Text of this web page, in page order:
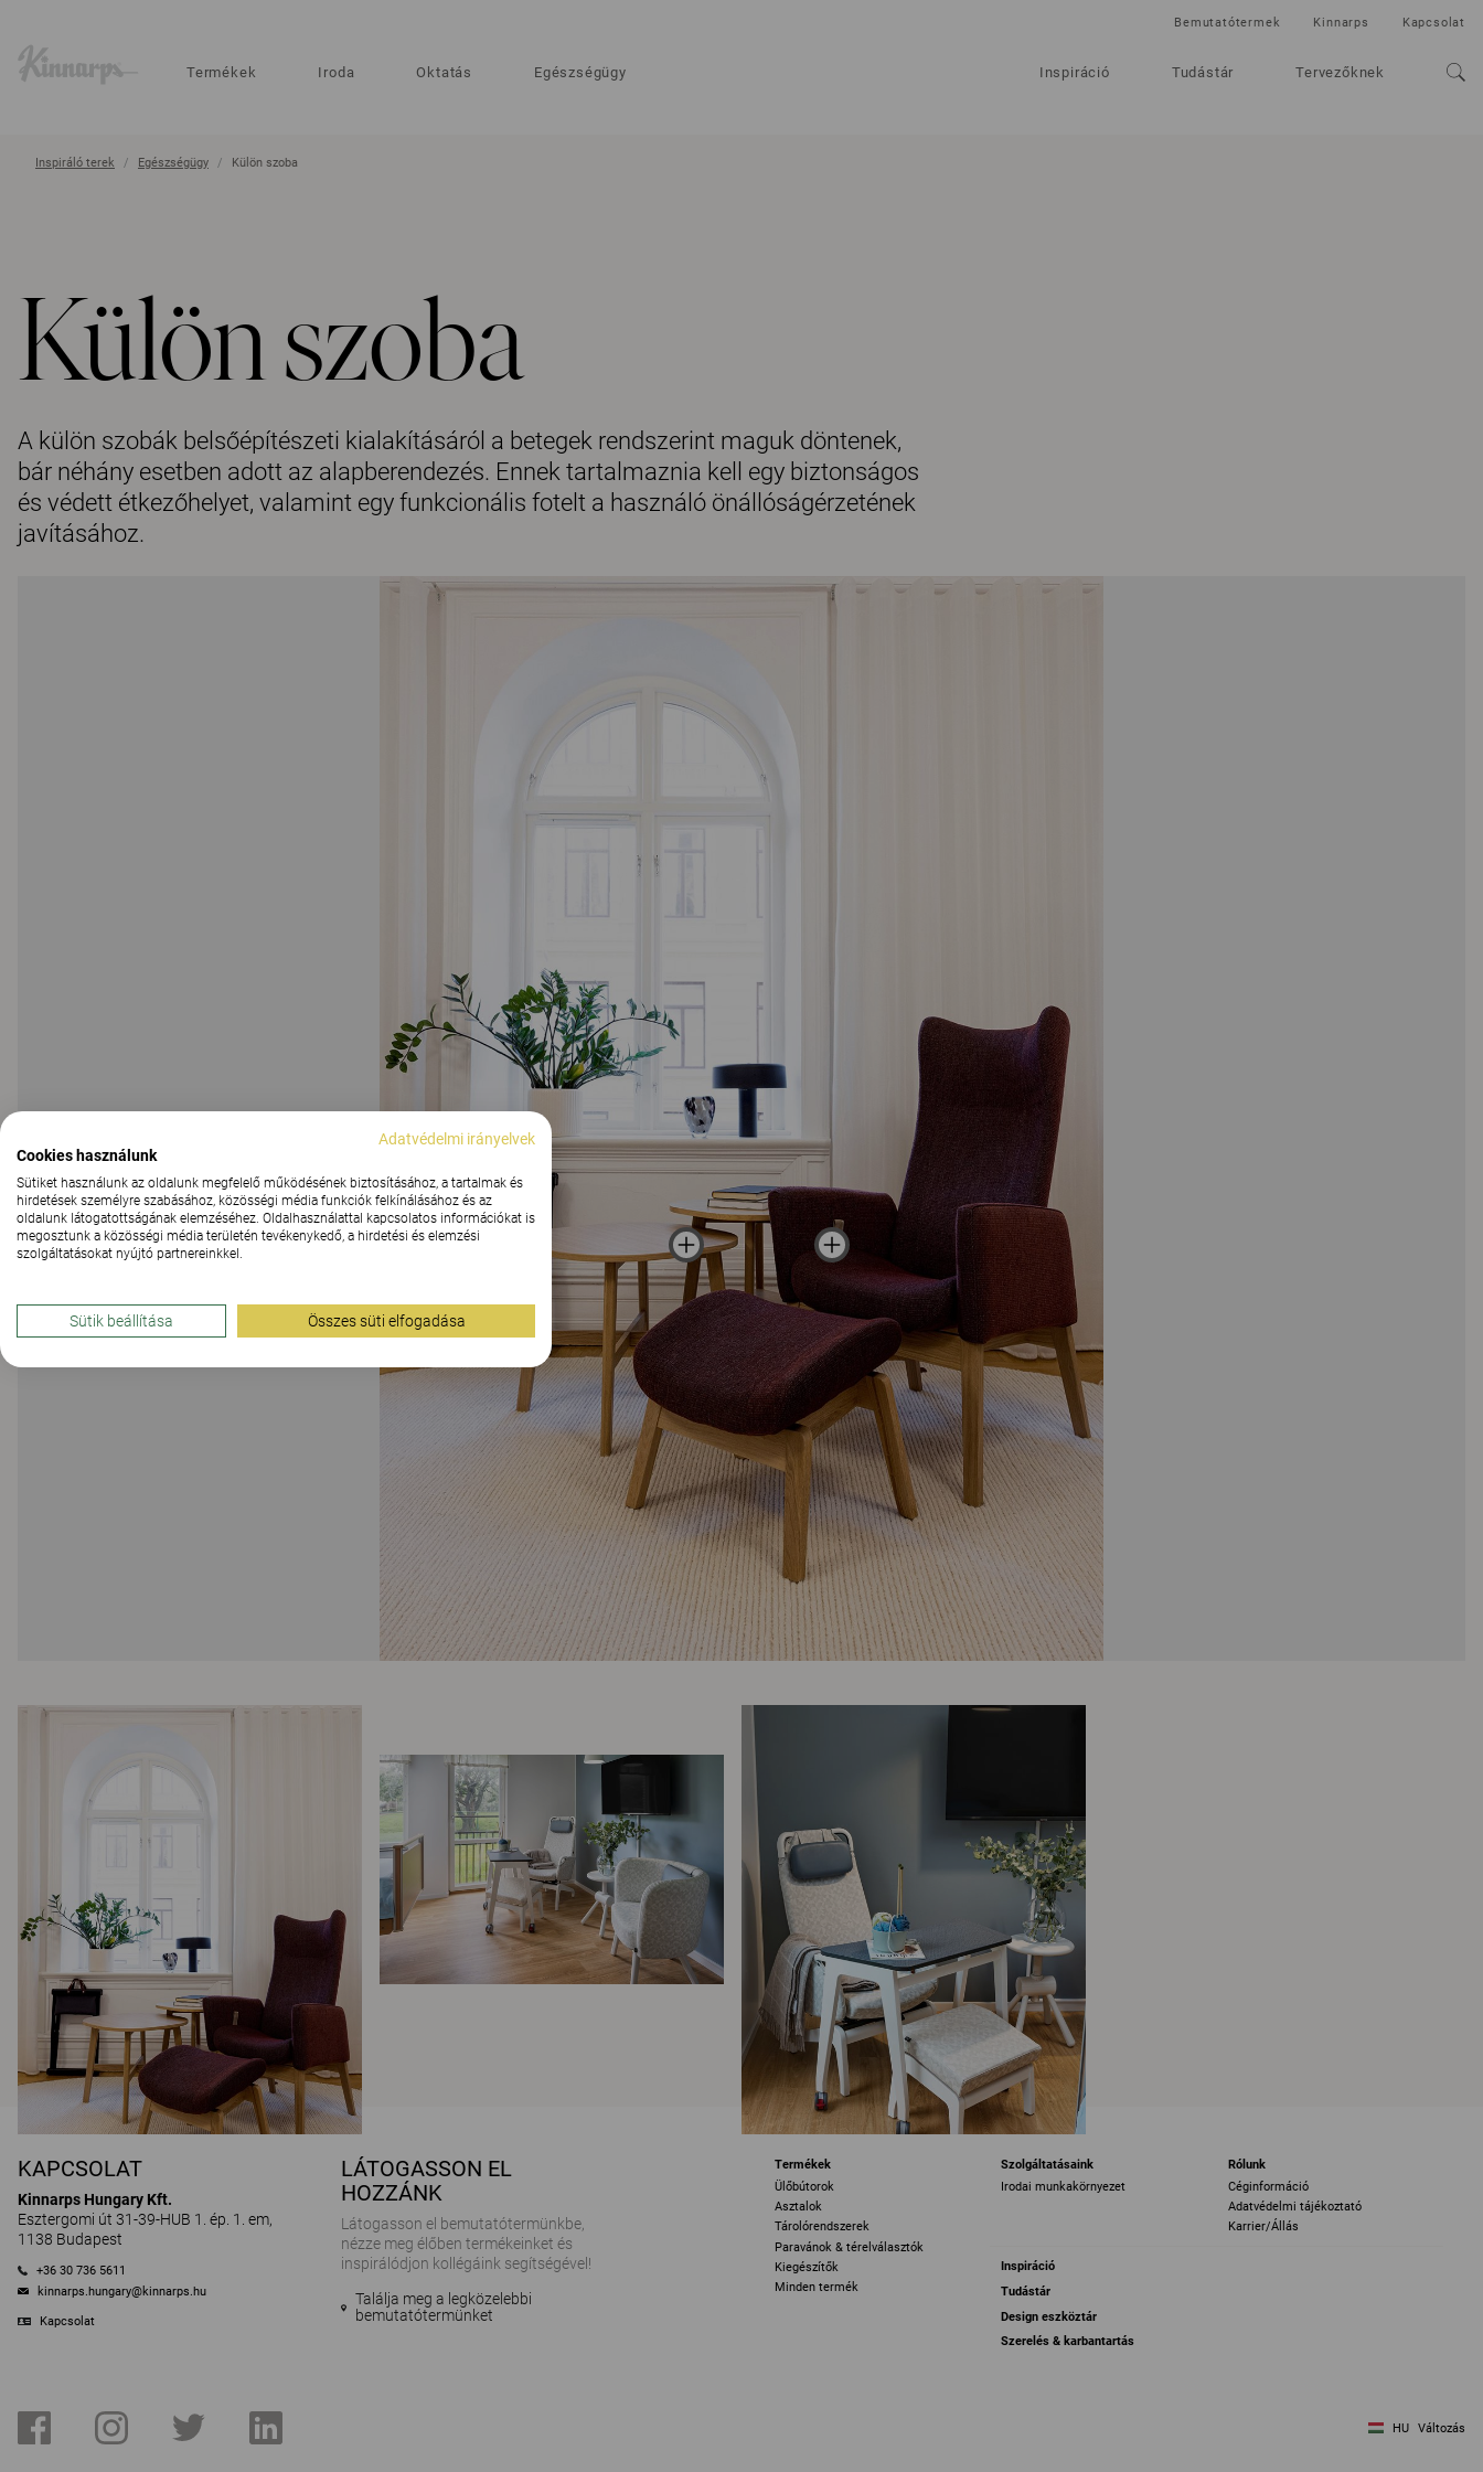
Termékek Iroda Oktatás Egészségügy Inspiráció Tudástár Tervezőknek
Bemutatótermek Kinnarps Kapcsolat
Inspiráló terek Egészségügy Külön szoba
Külön szoba
A külön szobák belsőépítészeti kialakításáról a betegek rendszerint maguk döntenek,
bár néhány esetben adott az alapberendezés. Ennek tartalmaznia kell egy biztonságos
és védett étkezőhelyet, valamint egy funkcionális fotelt a használó önállóságérzetének
javításához.
KAPCSOLAT
Kinnarps Hungary Kft.
Esztergomi út 31-39-HUB 1. ép. 1. em,
1138 Budapest
+36 30 736 5611
kinnarps.hungary@kinnarps.hu
Kapcsolat
LÁTOGASSON EL
HOZZÁNK
Látogasson el bemutatótermünkbe,
nézze meg élőben termékeinket és
inspirálódjon kollégáink segítségével!
Találja meg a legközelebbi
bemutatótermünket
Termékek
Ülőbútorok
Asztalok
Tárolórendszerek
Paravánok & térelválasztók
Kiegészítők
Minden termék
Szolgáltatásaink
Irodai munkakörnyezet
Rólunk
Céginformáció
Adatvédelmi tájékoztató
Karrier/Állás
Inspiráció
Tudástár
Design eszköztár
Szerelés & karbantartás
HU Változás
Adatvédelmi irányelvek
Cookies használunk
Sütiket használunk az oldalunk megfelelő működésének biztosításához, a tartalmak és
hirdetések személyre szabásához, közösségi média funkciók felkínálásához és az
oldalunk látogatottságának elemzéséhez. Oldalhasználattal kapcsolatos információkat is
megosztunk a közösségi média területén tevékenykedő, a hirdetési és elemzési
szolgáltatásokat nyújtó partnereinkkel.
Sütik beállítása Összes süti elfogadása